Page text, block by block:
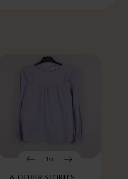
1/5